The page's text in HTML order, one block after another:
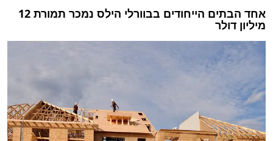
אחד הבתים הייחודים בבוורלי הילס נמכר תמורת 12
מיליון דולר